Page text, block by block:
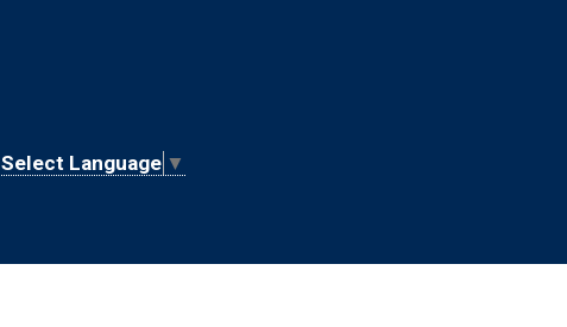
Select Language ▼